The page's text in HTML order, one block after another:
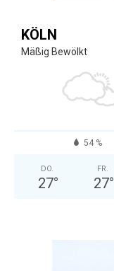
KÖLN
Mäßig Bewölkt
54 %
DO.
27°
FR.
27°